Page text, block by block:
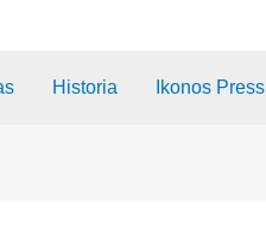
Historia Ikonos Press